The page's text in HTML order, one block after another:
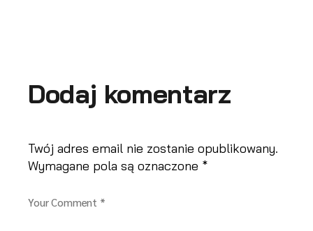
Dodaj komentarz
Twój adres email nie zostanie opublikowany.
Wymagane pola są oznaczone *
Your Comment *